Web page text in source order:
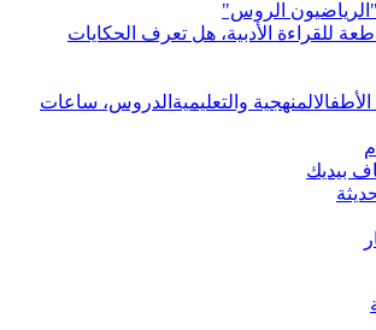
"الرياضيون الروس"
للقراءة الأدبية، هل تعرف الحكايات
المنهجية والتعليمية الدروس، ساعات
بيديك